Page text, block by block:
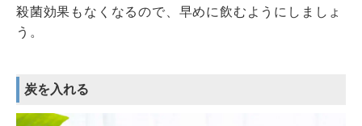
殺菌効果もなくなるので、早めに飲むようにしましょ
う。
炭を入れる